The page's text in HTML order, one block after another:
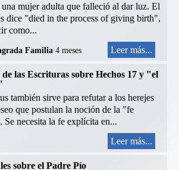
mujer adulta que falleció al dar luz. El
dice "died in the process of giving birth",
como...
Familia 4 meses Leer más...
las Escrituras sobre Hechos 17 y "el
también sirve para refutar a los herejes
que postulan la noción de la "fe
necesita la fe explícita en...
Leer más...
sobre el Padre Pío